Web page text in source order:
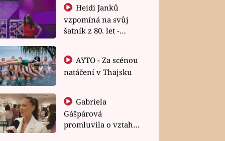
Heidi Janků
vzpomíná na svůj
šatník z 80. let -
natáčení v Thajsku
Gabriela
Gášpárová
promluvila o vztahu